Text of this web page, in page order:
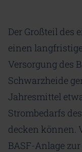
Der Großteil des
einen
Versorgung des
Schwarzheide
Jahresmittel
Strombedarfs
decken können.
BASF-Anlage